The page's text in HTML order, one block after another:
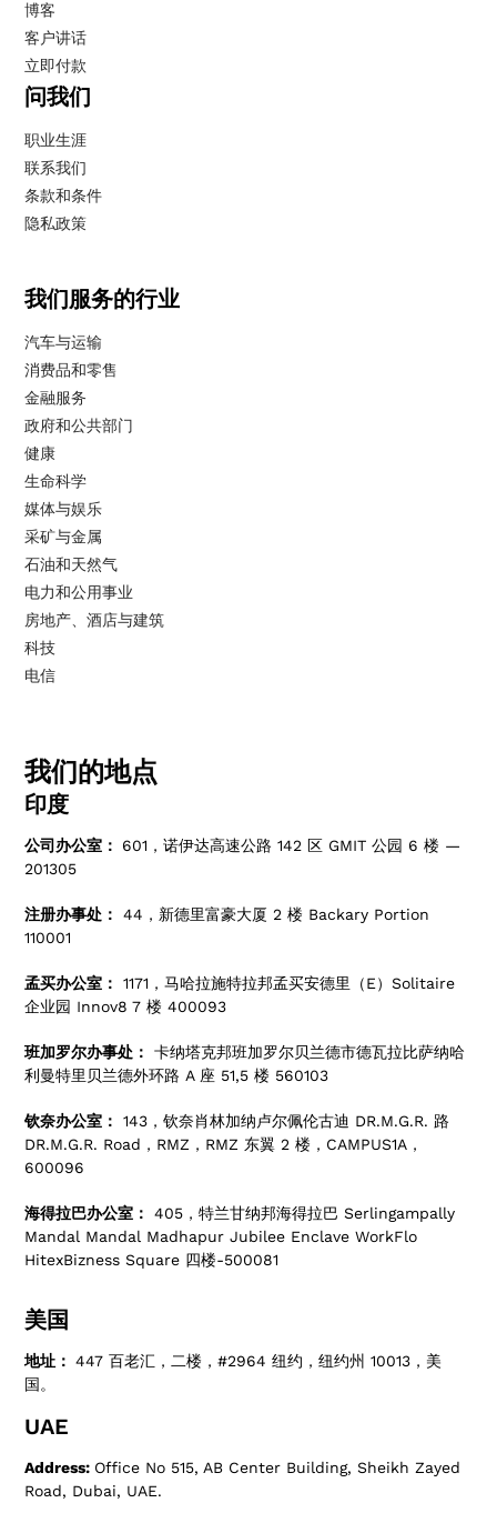
博客
客户讲话
立即付款
问我们
职业生涯
联系我们
条款和条件
隐私政策
我们服务的行业
汽车与运输
消费品和零售
金融服务
政府和公共部门
健康
生命科学
媒体与娱乐
采矿与金属
石油和天然气
电力和公用事业
房地产、酒店与建筑
科技
电信
我们的地点
印度
公司办公室： 601，诺伊达高速公路 142 区 GMIT 公园 6 楼 —
201305
注册办事处：
44，新德里富豪大厦 2 楼 Backary Portion
110001
孟买办公室：
1171，马哈拉施特拉邦孟买安德里（E）Solitaire
企业园 Innov8 7 楼 400093
班加罗尔办事处：
卡纳塔克邦班加罗尔贝兰德市德瓦拉比萨纳哈
利曼特里贝兰德外环路 A 座 51,5 楼 560103
钦奈办公室：
143，钦奈肖林加纳卢尔佩伦古迪 DR.M.G.R. 路
DR.M.G.R. Road，RMZ，RMZ 东翼 2 楼，CAMPUS1A，
600096
海得拉巴办公室：
405，特兰甘纳邦海得拉巴 Serlingampally
Mandal Mandal Madhapur Jubilee Enclave WorkFlo
HitexBizness Square 四楼-500081
美国
地址：447 百老汇，二楼，#2964 纽约，纽约州 10013，美
国。
UAE
Address: Office No 515, AB Center Building, Sheikh Zayed
Road, Dubai, UAE.